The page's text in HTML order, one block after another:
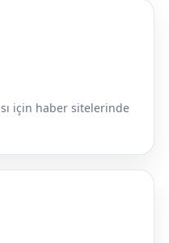
için haber sitelerinde